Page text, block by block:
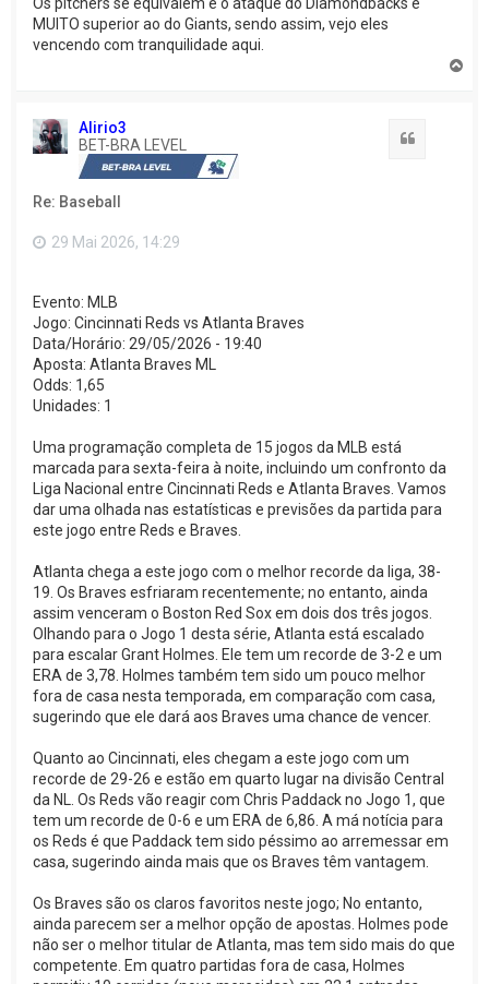
Os pitchers se equivalem e o ataque do Diamondbacks é
MUITO superior ao do Giants, sendo assim, vejo eles
vencendo com tranquilidade aqui.
Alirio3
BET-BRA LEVEL
Re: Baseball
29 Mai 2026, 14:29
Evento: MLB
Jogo: Cincinnati Reds vs Atlanta Braves
Data/Horário: 29/05/2026 - 19:40
Aposta: Atlanta Braves ML
Odds: 1,65
Unidades: 1
Uma programação completa de 15 jogos da MLB está
marcada para sexta-feira à noite, incluindo um confronto da
Liga Nacional entre Cincinnati Reds e Atlanta Braves. Vamos
dar uma olhada nas estatísticas e previsões da partida para
este jogo entre Reds e Braves.
Atlanta chega a este jogo com o melhor recorde da liga, 38-
19. Os Braves esfriaram recentemente; no entanto, ainda
assim venceram o Boston Red Sox em dois dos três jogos.
Olhando para o Jogo 1 desta série, Atlanta está escalado
para escalar Grant Holmes. Ele tem um recorde de 3-2 e um
ERA de 3,78. Holmes também tem sido um pouco melhor
fora de casa nesta temporada, em comparação com casa,
sugerindo que ele dará aos Braves uma chance de vencer.
Quanto ao Cincinnati, eles chegam a este jogo com um
recorde de 29-26 e estão em quarto lugar na divisão Central
da NL. Os Reds vão reagir com Chris Paddack no Jogo 1, que
tem um recorde de 0-6 e um ERA de 6,86. A má notícia para
os Reds é que Paddack tem sido péssimo ao arremessar em
casa, sugerindo ainda mais que os Braves têm vantagem.
Os Braves são os claros favoritos neste jogo; No entanto,
ainda parecem ser a melhor opção de apostas. Holmes pode
não ser o melhor titular de Atlanta, mas tem sido mais do que
competente. Em quatro partidas fora de casa, Holmes